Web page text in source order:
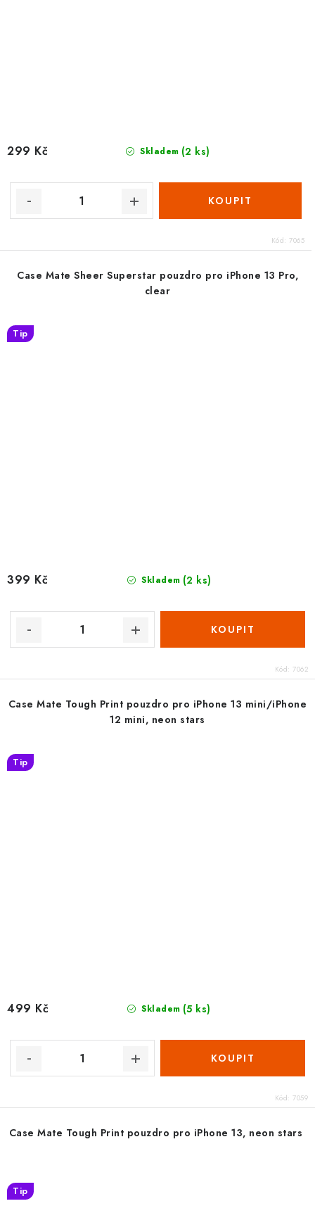
Skladem (2 ks)
299 Kč
Kód: 7065
Case Mate Sheer Superstar pouzdro pro iPhone 13 Pro,
clear
Tip
Skladem (2 ks)
399 Kč
Kód: 7062
Case Mate Tough Print pouzdro pro iPhone 13 mini/iPhone
12 mini, neon stars
Tip
Skladem (5 ks)
499 Kč
Kód: 7059
Case Mate Tough Print pouzdro pro iPhone 13, neon stars
Tip